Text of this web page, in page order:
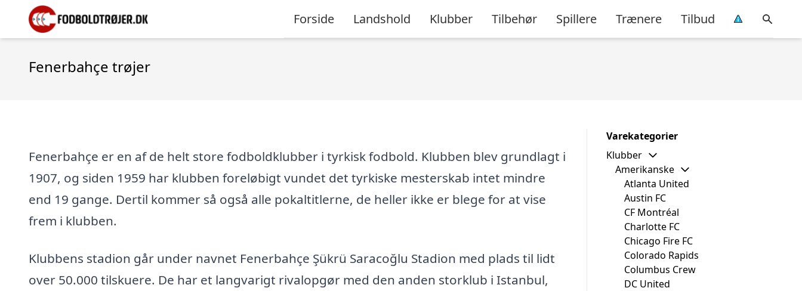
Forside Landshold Klubber Tilbehør Spillere Trænere Tilbud
Fenerbahçe trøjer
Fenerbahçe er en af de helt store fodboldklubber i tyrkisk fodbold. Klubben blev grundlagt i
1907, og siden 1959 har klubben foreløbigt vundet det tyrkiske mesterskab intet mindre
end 19 gange. Dertil kommer så også alle pokaltitlerne, de heller ikke er blege for at vise
frem i klubben.
Klubbens stadion går under navnet Fenerbahçe Şükrü Saracoğlu Stadion med plads til lidt
over 50.000 tilskuere. De har et langvarigt rivalopgør med den anden storklub i Istanbul,
Varekategorier
Klubber
Amerikanske
Atlanta United
Austin FC
CF Montréal
Charlotte FC
Chicago Fire FC
Colorado Rapids
Columbus Crew
DC United